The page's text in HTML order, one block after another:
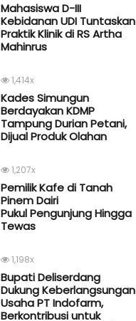
Mahasiswa D-III
Kebidanan UDI Tuntaskan
Praktik Klinik di RS Artha
Mahinrus
1,414x
Kades Simungun
Berdayakan KDMP
Tampung Durian Petani,
Dijual Produk Olahan
1,207x
Pemilik Kafe di Tanah
Pinem Dairi
Pukul Pengunjung Hingga
Tewas
1,198x
Bupati Deliserdang
Dukung Keberlangsungan
Usaha PT Indofarm,
Berkontribusi untuk